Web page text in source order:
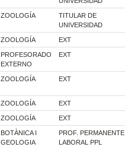
ZOOLOGÍA
TITULAR DE
UNIVERSIDAD
ZOOLOGÍA EXT
PROFESORADO
EXTERNO
EXT
ZOOLOGÍA EXT
ZOOLOGÍA EXT
ZOOLOGÍA EXT
BOTÀNICA I
GEOLOGIA
PROF. PERMANENTE
LABORAL PPL